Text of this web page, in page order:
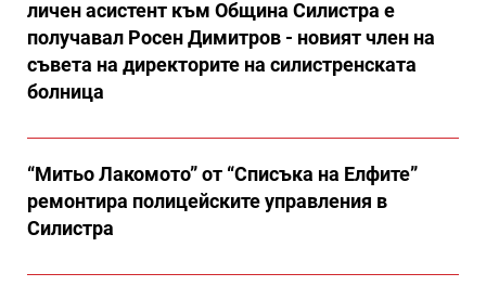
личен асистент към Община Силистра е
получавал Росен Димитров - новият член на
съвета на директорите на силистренската
болница
“Митьо Лакомото” от “Списъка на Елфите”
ремонтира полицейските управления в
Силистра